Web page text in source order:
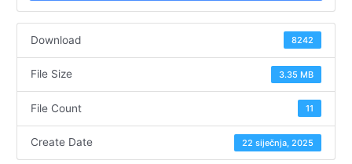
Download 8242
File Size 3.35 MB
File Count 11
Create Date 22 siječnja, 2025